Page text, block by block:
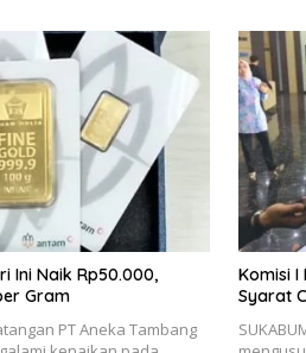
Ini Naik Rp50.000,
Gram
PT Aneka Tambang
Komisi I
Syarat